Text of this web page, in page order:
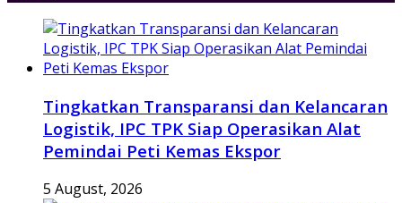
Tingkatkan Transparansi dan Kelancaran
Logistik, IPC TPK Siap Operasikan Alat
Pemindai Peti Kemas Ekspor
5 August, 2026